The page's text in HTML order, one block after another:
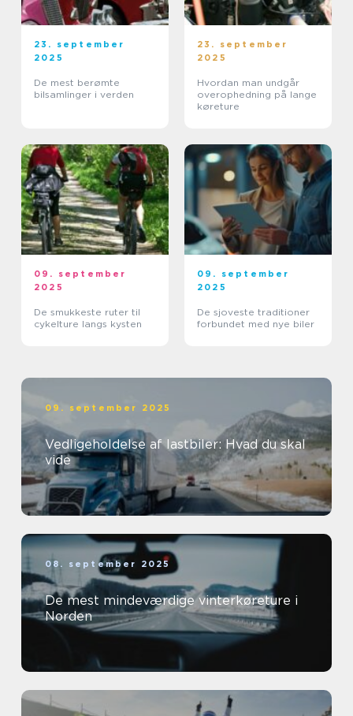
23. september
2025
De mest berømte
bilsamlinger i verden
23. september
2025
Hvordan man undgår
overophedning på lange
køreture
09. september
2025
De smukkeste ruter til
cykelture langs kysten
09. september
2025
De sjoveste traditioner
forbundet med nye biler
09. september 2025
Vedligeholdelse af lastbiler: Hvad du skal
vide
08. september 2025
De mest mindeværdige vinterkøreture i
Norden